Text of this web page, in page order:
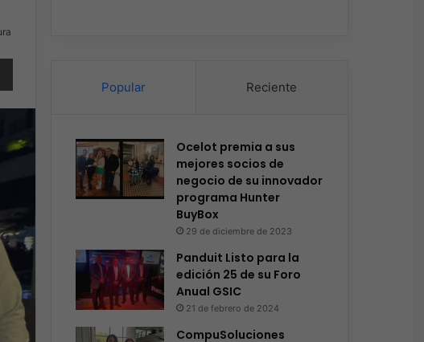
Imprimir
Popular Reciente
Ocelot premia a sus
mejores socios de
negocio de su innovador
programa Hunter
BuyBox
29 de diciembre de 2023
Panduit Listo para la
edición 25 de su Foro
Anual GSIC
21 de febrero de 2024
CompuSoluciones